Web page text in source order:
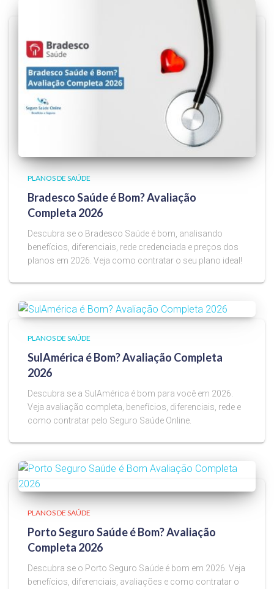
PLANOS DE SAÚDE
Bradesco Saúde é Bom? Avaliação
Completa 2026
Descubra se o Bradesco Saúde é bom, analisando
benefícios, diferenciais, rede credenciada e preços dos
planos em 2026. Veja como contratar o seu plano ideal!
PLANOS DE SAÚDE
SulAmérica é Bom? Avaliação Completa
2026
Descubra se a SulAmérica é bom para você em 2026.
Veja avaliação completa, benefícios, diferenciais, rede e
como contratar pelo Seguro Saúde Online.
PLANOS DE SAÚDE
Porto Seguro Saúde é Bom? Avaliação
Completa 2026
Descubra se o Porto Seguro Saúde é bom em 2026. Veja
benefícios, diferenciais, avaliações e como contratar o